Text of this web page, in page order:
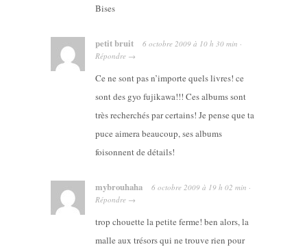
Bises
petit bruit 6 octobre 2009 à 10 h 30 min ·
Répondre →
Ce ne sont pas n’importe quels livres! ce
sont des gyo fujikawa!!! Ces albums sont
très recherchés par certains! Je pense que ta
puce aimera beaucoup, ses albums
foisonnent de détails!
mybrouhaha 6 octobre 2009 à 19 h 02 min ·
Répondre →
trop chouette la petite ferme! ben alors, la
malle aux trésors qui ne trouve rien pour